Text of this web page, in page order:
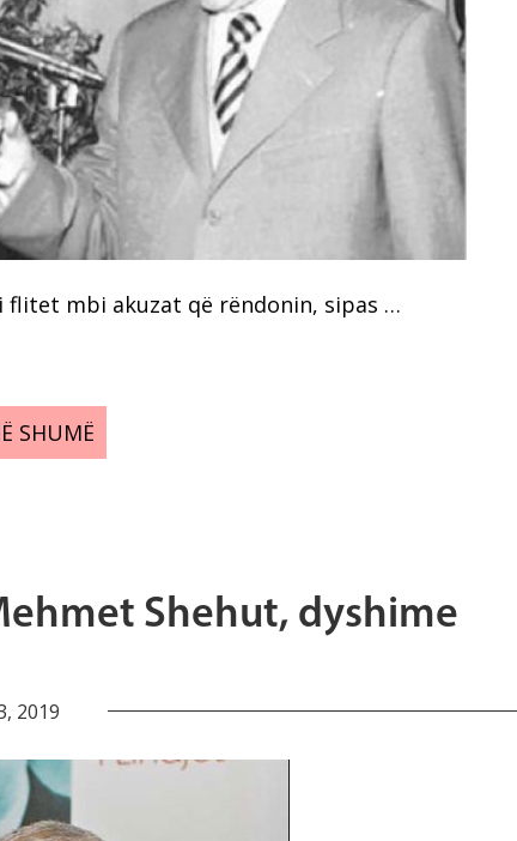
flitet mbi akuzat që rëndonin, sipas …
SHUMË
Shehut, dyshime
2019